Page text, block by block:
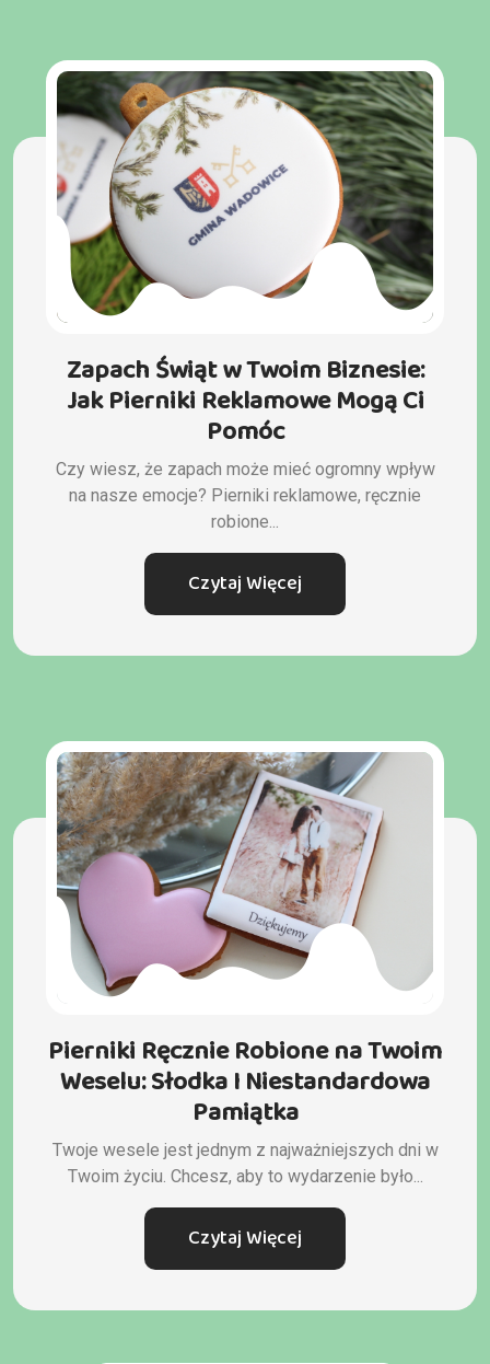
Zapach Świąt w Twoim Biznesie:
Jak Pierniki Reklamowe Mogą Ci
Pomóc
Czy wiesz, że zapach może mieć ogromny wpływ
na nasze emocje? Pierniki reklamowe, ręcznie
robione...
Czytaj Więcej
Pierniki Ręcznie Robione na Twoim
Weselu: Słodka I Niestandardowa
Pamiątka
Twoje wesele jest jednym z najważniejszych dni w
Twoim życiu. Chcesz, aby to wydarzenie było...
Czytaj Więcej